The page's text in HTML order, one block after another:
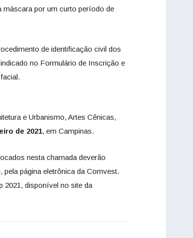
máscara por um curto período de
de identificação civil dos
no Formulário de Inscrição e
e Urbanismo, Artes Cênicas,
de 2021, em Campinas.
nesta chamada deverão
página eletrônica da Comvest.
2021, disponível no site da